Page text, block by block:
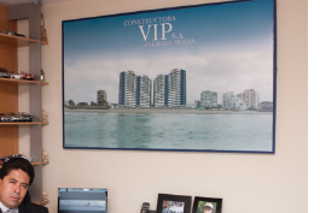
El Despertar de la Calidez: Acabados Dorados de FV para Elevar tu Espacio